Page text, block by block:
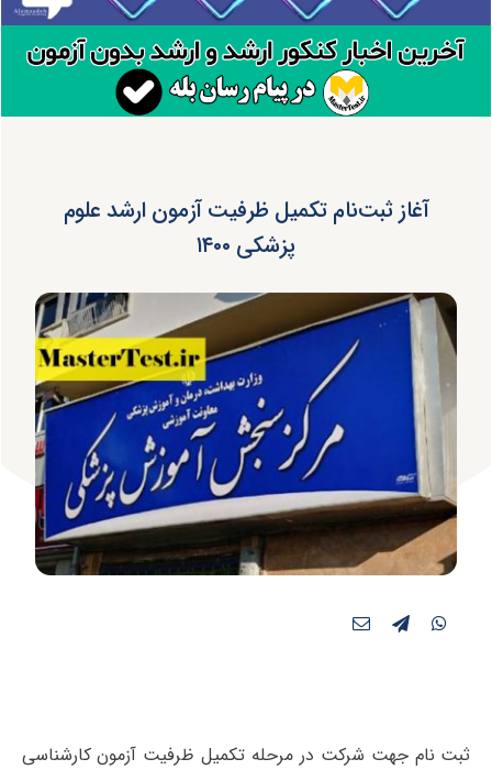
آغاز ثبت‌نام تکمیل ظرفیت آزمون ارشد علوم
پزشکی ۱۴۰۰
ثبت نام جهت شرکت در مرحله تکمیل ظرفیت آزمون کارشناسی